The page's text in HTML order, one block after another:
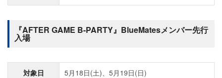
『AFTER GAME B-PARTY』BlueMatesメンバー先行
入場
対象日 5月18日(土)、5月19日(日)